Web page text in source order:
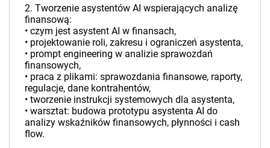
2. Tworzenie asystentów AI wspierających analizę
finansową:
• czym jest asystent AI w finansach,
• projektowanie roli, zakresu i ograniczeń asystenta,
• prompt engineering w analizie sprawozdań
finansowych,
• praca z plikami: sprawozdania finansowe, raporty,
regulacje, dane kontrahentów,
• tworzenie instrukcji systemowych dla asystenta,
• warsztat: budowa prototypu asystenta AI do
analizy wskaźników finansowych, płynności i cash
flow.